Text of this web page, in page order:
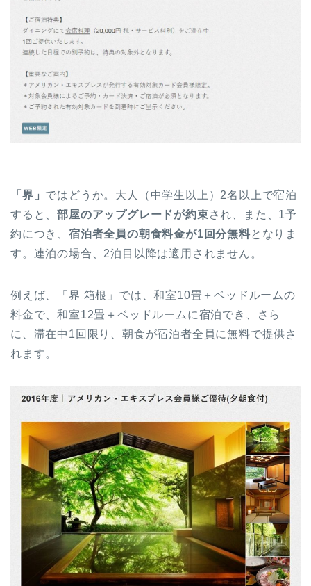
「界」 ではどうか。大人（中学生以上）2名以上で宿泊
すると、部屋のアップグレードが約束され、また、1予
約につき、 宿泊者全員の朝食料金が1回分無料 となりま
す。連泊の場合、2泊目以降は適用されません。
例えば、「界 箱根」では、和室10畳＋ベッドルームの
料金で、和室12畳＋ベッドルームに宿泊でき、さら
に、滞在中1回限り、朝食が宿泊者全員に無料で提供さ
れます。